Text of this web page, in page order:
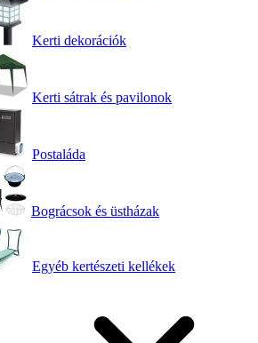
Kerti dekorációk
Kerti sátrak és pavilonok
Postaláda
Bográcsok és üstházak
Egyéb kertészeti kellékek